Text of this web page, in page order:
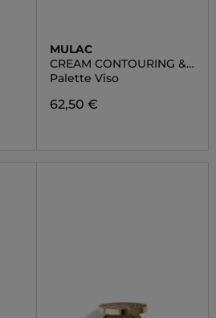
MULAC
CREAM CONTOURING &
HIGHLIGHTING PALETTE
Palette Viso
62,50 €